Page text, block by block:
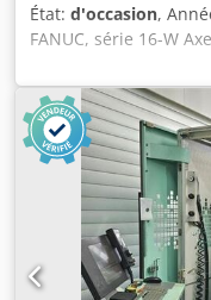
État: d'occasion,
FANUC, série 16-W
180 mm Axe U : 120
120 mm Vitesse de
Vitesse de
déplacement rapide
déplacement rapide
déplacement rapide
pièce : 250 kg Poids
Puissance de
évaluation, la
être inspectée sous